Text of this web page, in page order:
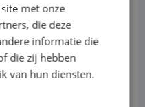
bis 9,3 m³
Höhe)
1.400 kg
met onze
die deze
informatie die
die zij hebben
van hun diensten.